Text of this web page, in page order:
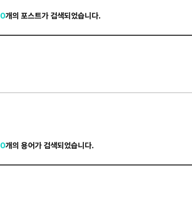
0개의 포스트가 검색되었습니다.
0개의 용어가 검색되었습니다.